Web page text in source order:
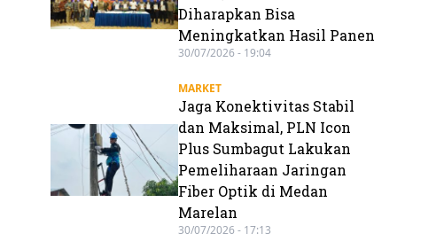
Diharapkan Bisa
Meningkatkan Hasil Panen
30/07/2026 - 19:04
MARKET
Jaga Konektivitas Stabil
dan Maksimal, PLN Icon
Plus Sumbagut Lakukan
Pemeliharaan Jaringan
Fiber Optik di Medan
Marelan
30/07/2026 - 17:13